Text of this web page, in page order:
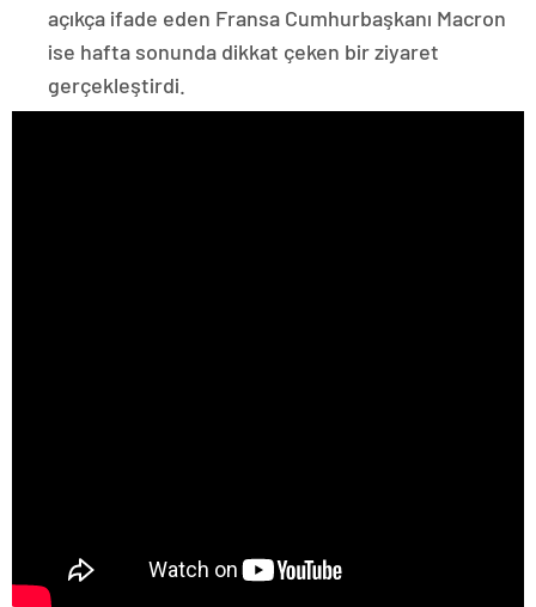
açıkça ifade eden Fransa Cumhurbaşkanı Macron
ise hafta sonunda dikkat çeken bir ziyaret
gerçekleştirdi.